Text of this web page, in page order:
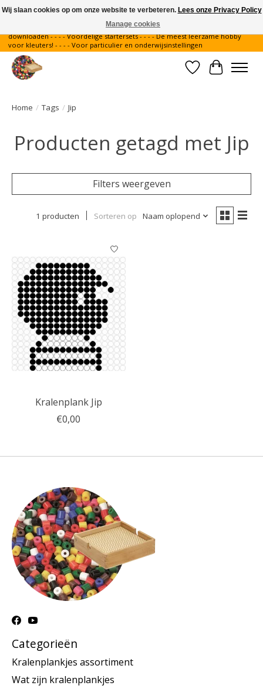
Gratis verzending binnen Nederland - - - - Legvoorbeelden gratis te
downloaden - - - - Voordelige startersets - - - - De meest leerzame hobby
voor kleuters! - - - - Voor particulier en onderwijsinstellingen
Verlanglijst
Home / Tags / Jip
Producten getagd met Jip
Filters weergeven
1 producten Sorteren op Naam oplopend
Kralenplank Jip
€0,00
Categorieën
Kralenplankjes assortiment
Wat zijn kralenplankjes
Wij slaan cookies op om onze website te verbeteren. Lees onze Privacy Policy
Manage cookies